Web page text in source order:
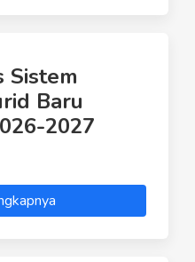
Sistem
Baru
2027